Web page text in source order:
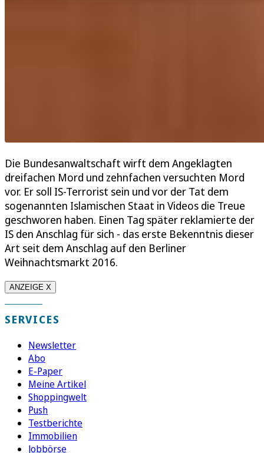
Die Bundesanwaltschaft wirft dem Angeklagten
dreifachen Mord und zehnfachen versuchten Mord
vor. Er soll IS-Terrorist sein und vor der Tat dem
sogenannten Islamischen Staat in Videos die Treue
geschworen haben. Einen Tag später reklamierte der
IS den Anschlag für sich - das erste Bekenntnis dieser
Art seit dem Anschlag auf den Berliner
Weihnachtsmarkt 2016.
ANZEIGE X
SERVICES
Newsletter
Abo
E-Paper
Meine Artikel
Shoppingwelt
Push
Testberichte
Immobilien
Jobbörse